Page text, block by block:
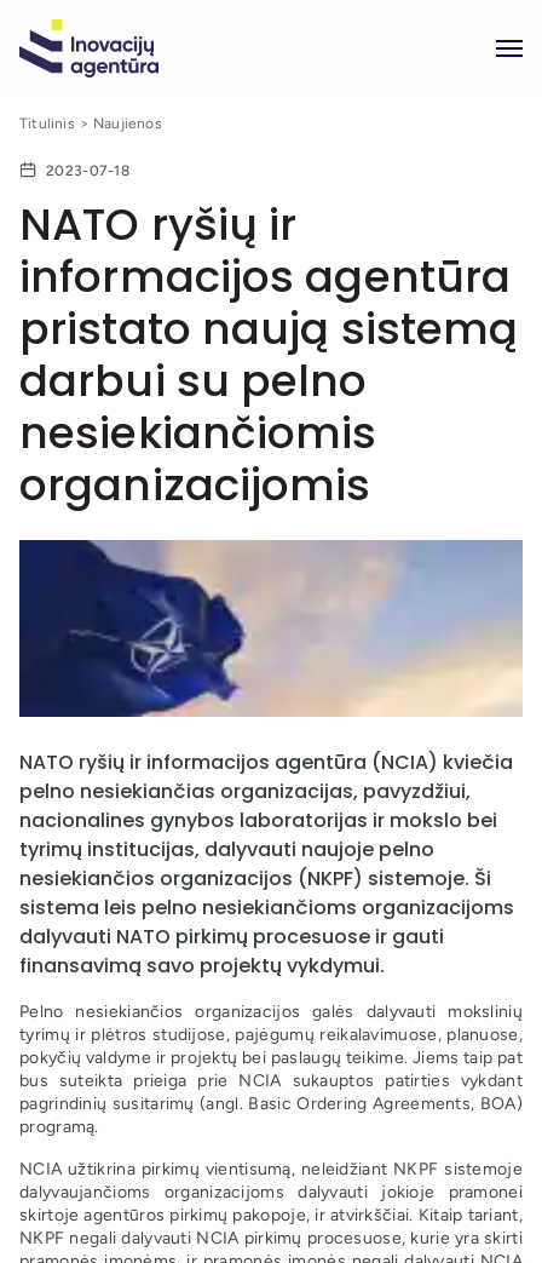
Titulinis Naujienos
2023-07-18
NATO ryšių ir
informacijos agentūra
pristato naują sistemą
darbui su pelno
nesiekiančiomis
organizacijomis
NATO ryšių ir informacijos agentūra (NCIA) kviečia
pelno nesiekiančias organizacijas, pavyzdžiui,
nacionalines gynybos laboratorijas ir mokslo bei
tyrimų institucijas, dalyvauti naujoje pelno
nesiekiančios organizacijos (NKPF) sistemoje. Ši
sistema leis pelno nesiekiančioms organizacijoms
dalyvauti NATO pirkimų procesuose ir gauti
finansavimą savo projektų vykdymui.
Pelno nesiekiančios organizacijos galės dalyvauti mokslinių
tyrimų ir plėtros studijose, pajėgumų reikalavimuose, planuose,
pokyčių valdyme ir projektų bei paslaugų teikime. Jiems taip pat
bus suteikta prieiga prie NCIA sukauptos patirties vykdant
pagrindinių susitarimų (angl. Basic Ordering Agreements, BOA)
programą.
NCIA užtikrina pirkimų vientisumą, neleidžiant NKPF sistemoje
dalyvaujančioms organizacijoms dalyvauti jokioje pramonei
skirtoje agentūros pirkimų pakopoje, ir atvirkščiai. Kitaip tariant,
NKPF negali dalyvauti NCIA pirkimų procesuose, kurie yra skirti